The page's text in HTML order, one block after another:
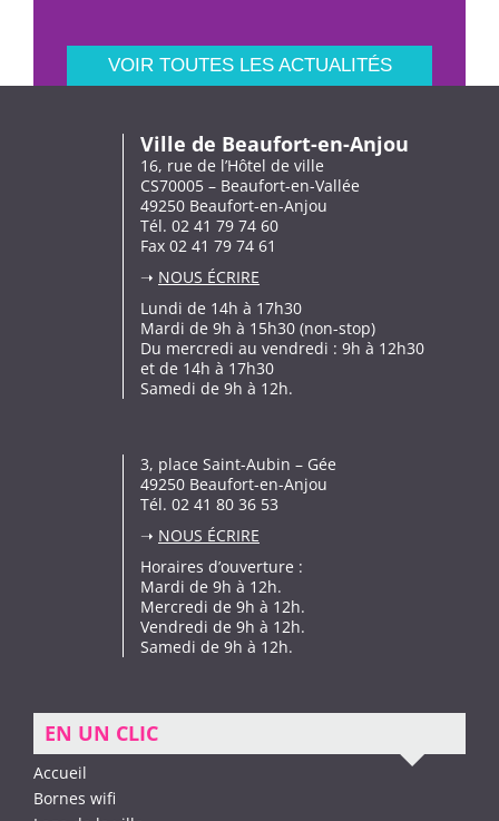
VOIR TOUTES LES ACTUALITÉS
Ville de Beaufort-en-Anjou
16, rue de l’Hôtel de ville
CS70005 – Beaufort-en-Vallée
49250 Beaufort-en-Anjou
Tél. 02 41 79 74 60
Fax 02 41 79 74 61
➝ NOUS ÉCRIRE
Lundi de 14h à 17h30
Mardi de 9h à 15h30 (non-stop)
Du mercredi au vendredi : 9h à 12h30
et de 14h à 17h30
Samedi de 9h à 12h.
3, place Saint-Aubin – Gée
49250 Beaufort-en-Anjou
Tél. 02 41 80 36 53
➝ NOUS ÉCRIRE
Horaires d’ouverture :
Mardi de 9h à 12h.
Mercredi de 9h à 12h.
Vendredi de 9h à 12h.
Samedi de 9h à 12h.
EN UN CLIC
Accueil
Bornes wifi